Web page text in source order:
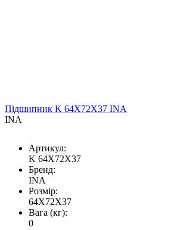
Підшипник K 64X72X37 INA
INA
Артикул:
K 64X72X37
Бренд:
INA
Розмір:
64X72X37
Вага (кг):
0